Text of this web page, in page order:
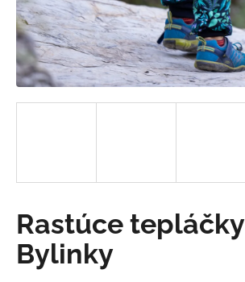
Rastúce tepláčky
Bylinky
á
j
s
ť
?
HĽADAŤ
O